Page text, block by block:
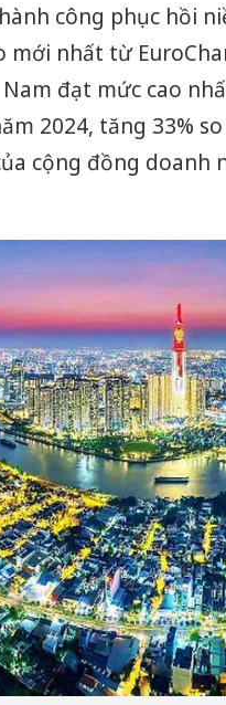
công phục hồi
mới nhất từ
đạt mức cao
2024, tăng 33%
cộng đồng doanh